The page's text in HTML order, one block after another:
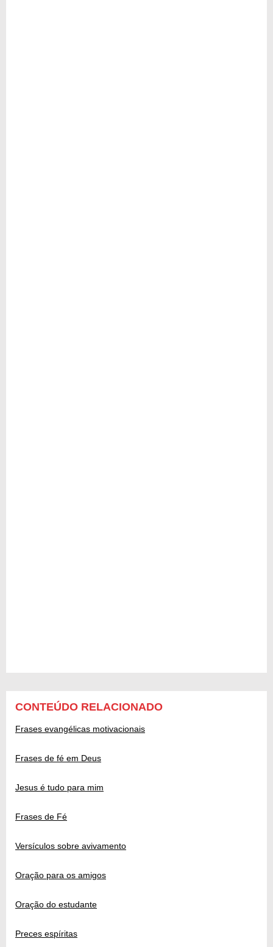
CONTEÚDO RELACIONADO
Frases evangélicas motivacionais
Frases de fé em Deus
Jesus é tudo para mim
Frases de Fé
Versículos sobre avivamento
Oração para os amigos
Oração do estudante
Preces espíritas